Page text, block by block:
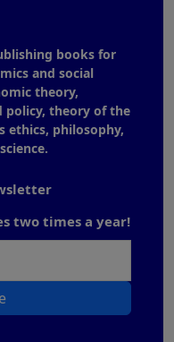
books for
and social
theory,
policy, theory of the
ethics, philosophy,
two times a year!